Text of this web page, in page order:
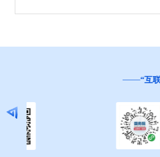
2019年
“互联网+督查”